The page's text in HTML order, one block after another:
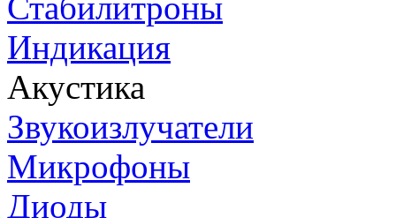
Стабилитроны
Индикация
Акустика
Звукоизлучатели
Микрофоны
Диоды